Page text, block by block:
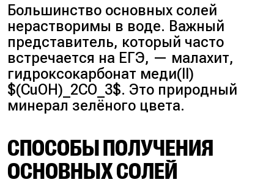
Большинство основных солей
нерастворимы в воде. Важный
представитель, который часто
встречается на ЕГЭ, — малахит,
гидроксокарбонат меди(II)
$(CuOH)_2CO_3$. Это природный
минерал зелёного цвета.
СПОСОБЫ ПОЛУЧЕНИЯ
ОСНОВНЫХ СОЛЕЙ